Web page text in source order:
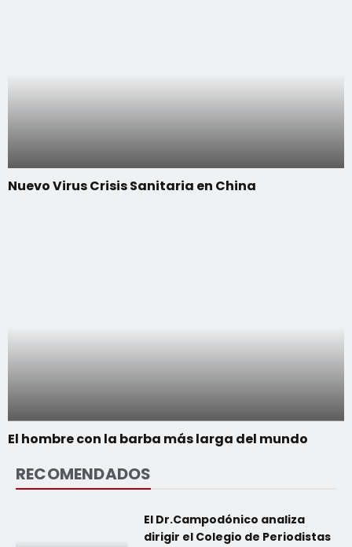
Nuevo Virus Crisis Sanitaria en China
El hombre con la barba más larga del mundo
RECOMENDADOS
El Dr.Campodónico analiza
dirigir el Colegio de Periodistas